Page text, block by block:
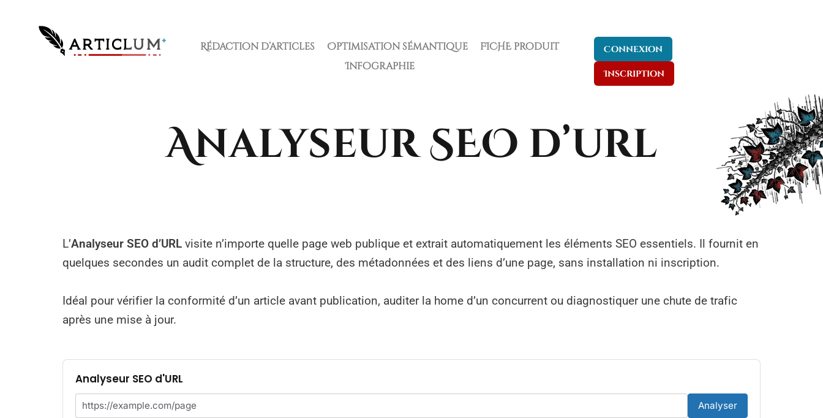
Rédaction d’articles Optimisation sémantique
FICHE produit
Infographie
Connexion
Inscription
Analyseur SEO d’url
L’Analyseur SEO d’URL visite n’importe quelle page web publique et extrait automatiquement les éléments SEO essentiels. Il fournit en
quelques secondes un audit complet de la structure, des métadonnées et des liens d’une page, sans installation ni inscription.
Idéal pour vérifier la conformité d’un article avant publication, auditer la home d’un concurrent ou diagnostiquer une chute de trafic
après une mise à jour.
Analyseur SEO d'URL
Analyser